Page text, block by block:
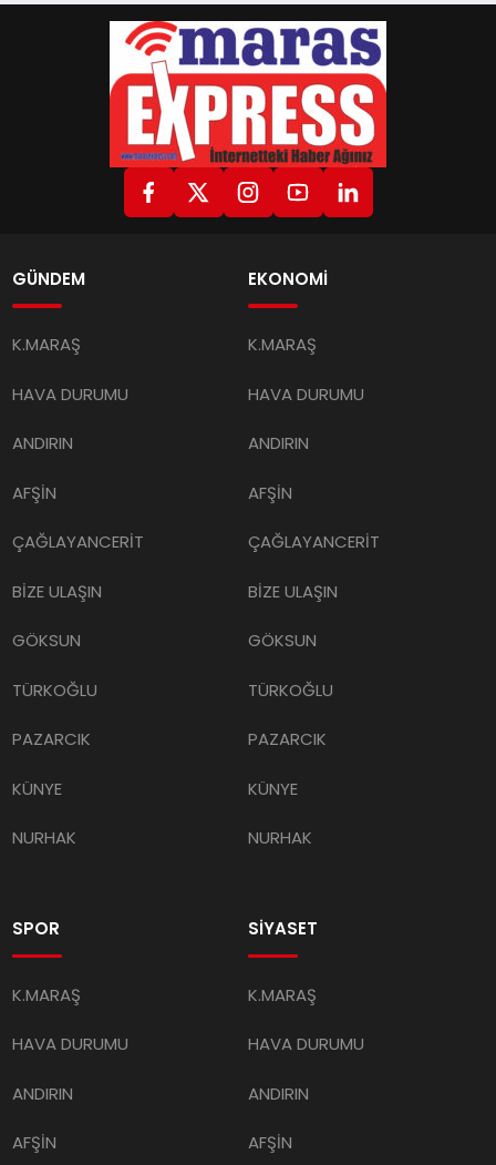
GÜNDEM
K.MARAŞ
HAVA DURUMU
ANDIRIN
AFŞİN
ÇAĞLAYANCERİT
BİZE ULAŞIN
GÖKSUN
TÜRKOĞLU
PAZARCIK
KÜNYE
NURHAK
EKONOMİ
K.MARAŞ
HAVA DURUMU
ANDIRIN
AFŞİN
ÇAĞLAYANCERİT
BİZE ULAŞIN
GÖKSUN
TÜRKOĞLU
PAZARCIK
KÜNYE
NURHAK
SPOR
K.MARAŞ
HAVA DURUMU
ANDIRIN
AFŞİN
SİYASET
K.MARAŞ
HAVA DURUMU
ANDIRIN
AFŞİN